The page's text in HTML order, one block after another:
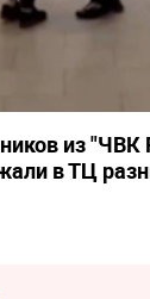
из "ЧВК
в ТЦ